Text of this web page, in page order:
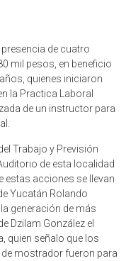
de cuatro
mil pesos, en beneficio
quienes iniciaron
la Practica Laboral
de un instructor para
Trabajo y Previsión
de esta localidad
estas acciones se llevan
Yucatán Rolando
generación de más
Dzilam González el
quien señalo que los
mostrador fueron para